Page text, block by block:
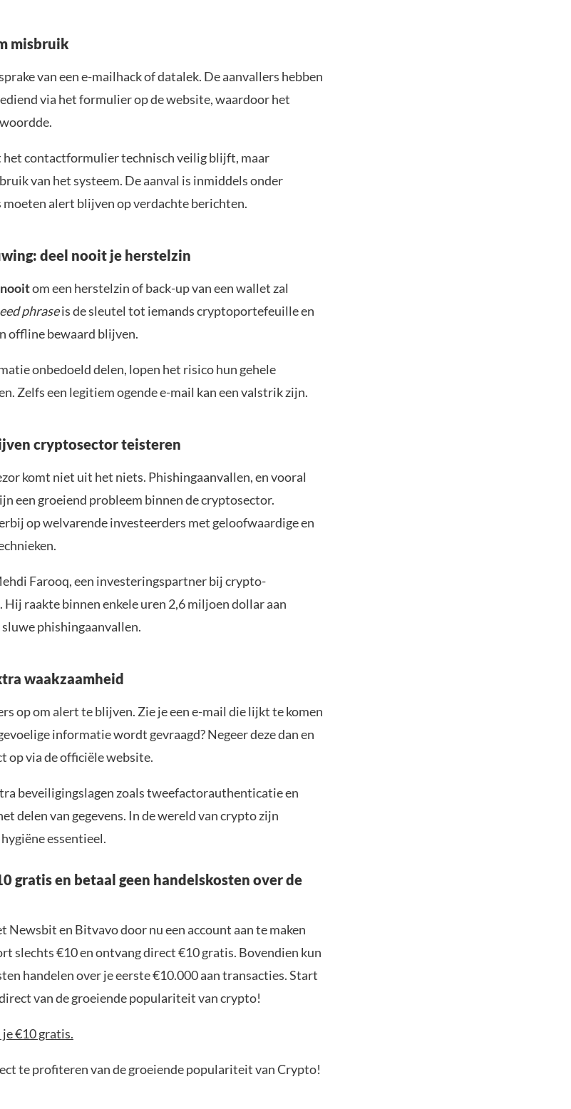
misbruik
van een e-mailhack of datalek. De aanvallers hebben
via het formulier op de website, waardoor het
contactformulier technisch veilig blijft, maar
van het systeem. De aanval is inmiddels onder
alert blijven op verdachte berichten.
deel nooit je herstelzin
nooitom een herstelzin of back-up van een wallet zal
phraseis de sleutel tot iemands cryptoportefeuille en
offline bewaard blijven.
onbedoeld delen, lopen het risico hun gehele
Zelfs een legitiem ogende e-mail kan een valstrik zijn.
cryptosector teisteren
komt niet uit het niets. Phishingaanvallen, en vooral
een groeiend probleem binnen de cryptosector.
op welvarende investeerders met geloofwaardige en
Farooq, een investeringspartner bij crypto-
raakte binnen enkele uren 2,6 miljoen dollar aan
phishingaanvallen.
waakzaamheid
op om alert te blijven. Zie je een e-mail die lijkt te komen
informatie wordt gevraagd? Negeer deze dan en
op via de officiële website.
beveiligingslagen zoals tweefactorauthenticatie en
delen van gegevens. In de wereld van crypto zijn
essentieel.
gratis en betaal geen handelskosten over de
Newsbit en Bitvavo door nu een account aan te maken
slechts €10 en ontvang direct €10 gratis. Bovendien kun
handelen over je eerste €10.000 aan transacties. Start
van de groeiende populariteit van crypto!
€10 gratis.
te profiteren van de groeiende populariteit van Crypto!